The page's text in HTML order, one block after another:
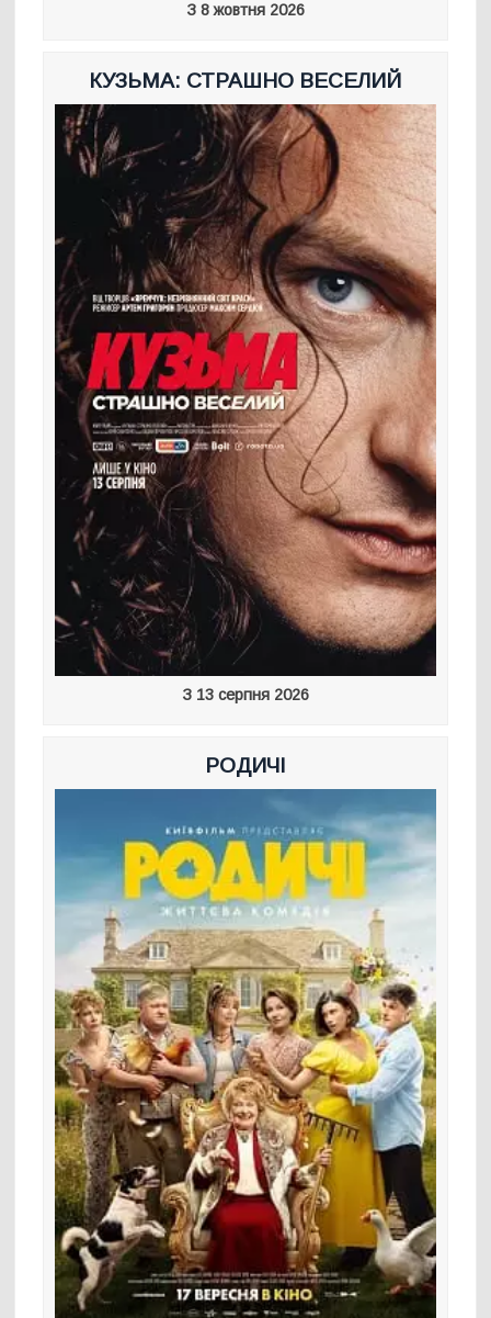
З 8 жовтня 2026
КУЗЬМА: СТРАШНО ВЕСЕЛИЙ
З 13 серпня 2026
РОДИЧІ